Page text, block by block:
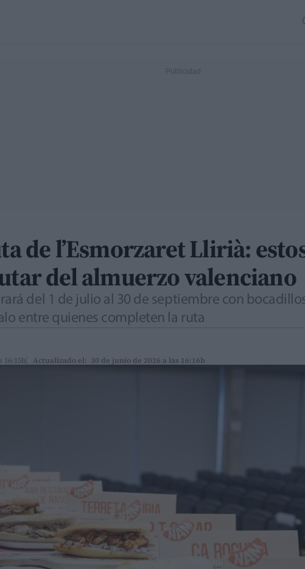
de l’Esmorzaret Llirià:
del almuerzo valenciano
del 1 de julio al 30 de septiembre con
entre quienes completen la ruta
16:15h Actualizado el: 30 de junio de 2026 a las 16:16h